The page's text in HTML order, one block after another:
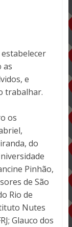
as
e
trabalhar.
os
do
Pinhão,
de São
Rio de
Nutes
Glauco dos